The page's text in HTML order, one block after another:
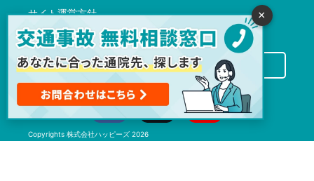
サイト運営方針
反社会的勢力に対する基本方針
交通事故病院サーチに掲載希望の先生方へ
Copyrights 株式会社ハッピーズ 2026
×